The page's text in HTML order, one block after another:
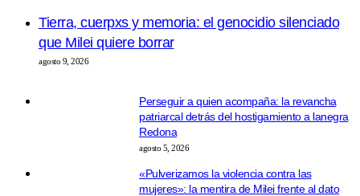
Tierra, cuerpxs y memoria: el genocidio silenciado
que Milei quiere borrar
agosto 9, 2026
Perseguir a quien acompaña: la revancha
patriarcal detrás del hostigamiento a lanegra
Redona
agosto 5, 2026
«Pulverizamos la violencia contra las
mujeres»: la mentira de Milei frente al dato